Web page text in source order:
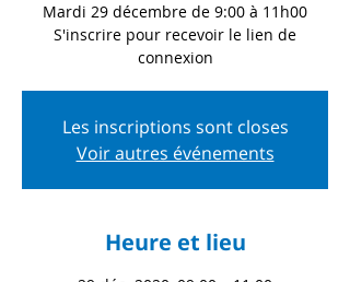
Mardi 29 décembre de 9:00 à 11h00
S'inscrire pour recevoir le lien de
connexion
Les inscriptions sont closes
Voir autres événements
Heure et lieu